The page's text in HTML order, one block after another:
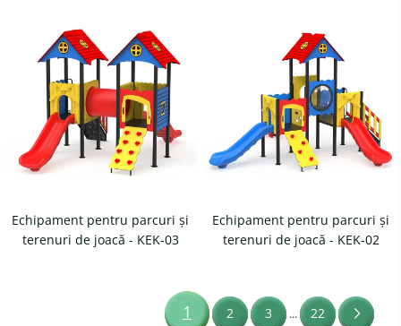
Echipament pentru parcuri și
terenuri de joacă - KEK-03
Echipament pentru parcuri și
terenuri de joacă - KEK-02
1 2 3 ... 22